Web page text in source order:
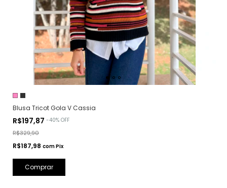
Blusa Tricot Gola V Cassia
R$197,87 -40% OFF
R$329,90
R$187,98 comPix
Comprar